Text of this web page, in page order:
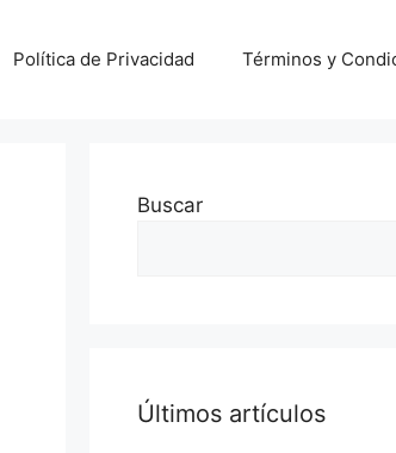
Política de Privacidad Términos y
Buscar
Últimos artículos